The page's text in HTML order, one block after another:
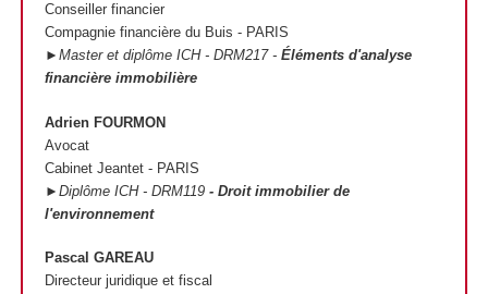
Conseiller financier
Compagnie financière du Buis - PARIS
►Master et diplôme ICH - DRM217 - Éléments d'analyse
financière immobilière
Adrien FOURMON
Avocat
Cabinet Jeantet - PARIS
►Diplôme ICH - DRM119- Droit immobilier de
l'environnement
Pascal GAREAU
Directeur juridique et fiscal